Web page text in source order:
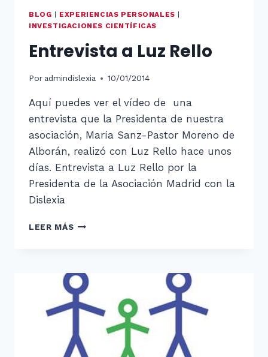
BLOG | EXPERIENCIAS PERSONALES |
INVESTIGACIONES CIENTÍFICAS
Entrevista a Luz Rello
Por admindislexia 10/01/2014
Aquí puedes ver el vídeo de una
entrevista que la Presidenta de nuestra
asociación, María Sanz-Pastor Moreno de
Alborán, realizó con Luz Rello hace unos
días. Entrevista a Luz Rello por la
Presidenta de la Asociación Madrid con la
Dislexia
LEER MÁSENTREVISTA